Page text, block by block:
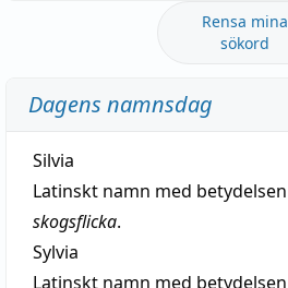
Rensa mina
sökord
Dagens namnsdag
Silvia
Latinskt namn med betydelsen
skogsflicka.
Sylvia
Latinskt namn med betydelsen